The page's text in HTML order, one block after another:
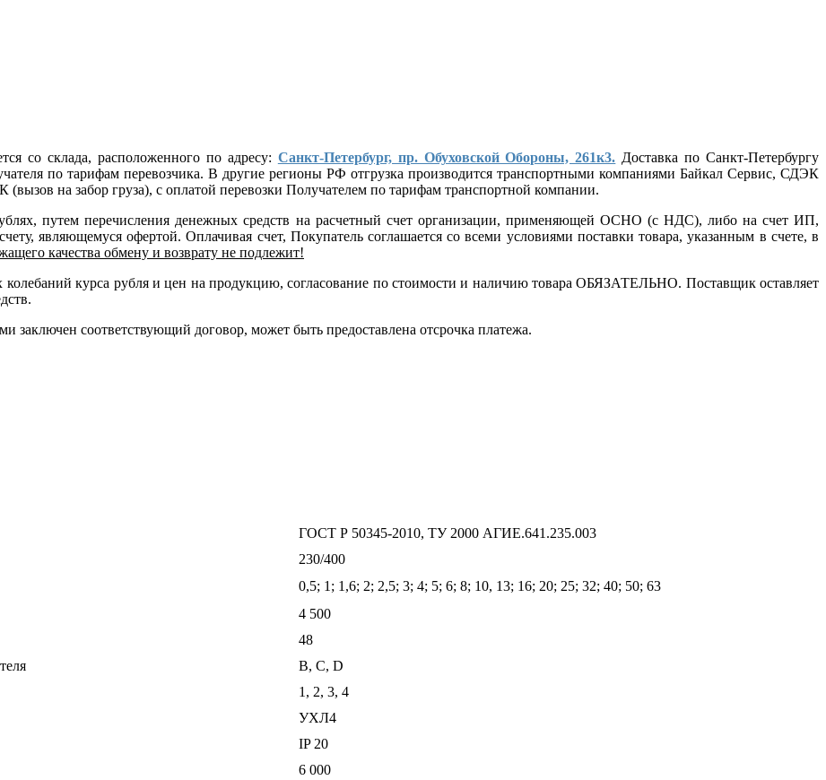
со склада, расположенного по адресу: Санкт-Петербург, пр. Обуховской Обороны, 261к3. Доставка по Санкт-Петербургу
по тарифам перевозчика. В другие регионы РФ отгрузка производится транспортными компаниями Байкал Сервис, СДЭК
на забор груза), с оплатой перевозки Получателем по тарифам транспортной компании.
путем перечисления денежных средств на расчетный счет организации, применяющей ОСНО (с НДС), либо на счет ИП,
являющемуся офертой. Оплачивая счет, Покупатель соглашается со всеми условиями поставки товара, указанным в счете, в
качества обмену и возврату не подлежит!
колебаний курса рубля и цен на продукцию, согласование по стоимости и наличию товара ОБЯЗАТЕЛЬНО. Поставщик оставляет
заключен соответствующий договор, может быть предоставлена отсрочка платежа.
ГОСТ Р 50345-2010, ТУ 2000 АГИЕ.641.235.003
230/400
0,5; 1; 1,6; 2; 2,5; 3; 4; 5; 6; 8; 10, 13; 16; 20; 25; 32; 40; 50; 63
4 500
48
В, С, D
1, 2, 3, 4
УХЛ4
IP 20
6 000